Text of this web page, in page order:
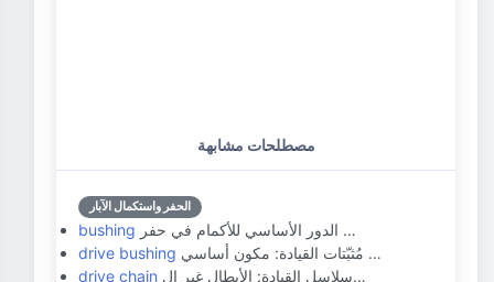
مصطلحات مشابهة
الحفر واستكمال الآبار
bushing
الدور الأساسي للأكمام في حفر …
drive bushing
مُثبّتات القيادة: مكون أساسي …
drive chain
سلاسل القيادة: الأبطال غير ال…